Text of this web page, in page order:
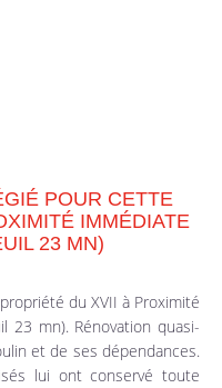
POUR CETTE
IMMÉDIATE
23 MN)
du XVII à Proximité
23 mn). Rénovation quasi-
et de ses dépendances.
lui ont conservé toute